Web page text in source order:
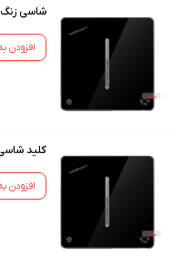
شاسی
افزودن
کلید
افزودن